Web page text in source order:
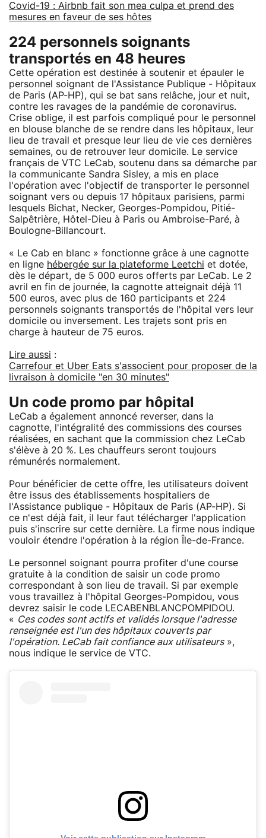
Covid-19 : Airbnb fait son mea culpa et prend des
mesures en faveur de ses hôtes
224 personnels soignants
transportés en 48 heures
Cette opération est destinée à soutenir et épauler le
personnel soignant de l'Assistance Publique - Hôpitaux
de Paris (AP-HP), qui se bat sans relâche, jour et nuit,
contre les ravages de la pandémie de coronavirus.
Crise oblige, il est parfois compliqué pour le personnel
en blouse blanche de se rendre dans les hôpitaux, leur
lieu de travail et presque leur lieu de vie ces dernières
semaines, ou de retrouver leur domicile. Le service
français de VTC LeCab, soutenu dans sa démarche par
la communicante Sandra Sisley, a mis en place
l'opération avec l'objectif de transporter le personnel
soignant vers ou depuis 17 hôpitaux parisiens, parmi
lesquels Bichat, Necker, Georges-Pompidou, Pitié-
Salpêtrière, Hôtel-Dieu à Paris ou Ambroise-Paré, à
Boulogne-Billancourt.
« Le Cab en blanc » fonctionne grâce à une cagnotte
en ligne hébergée sur la plateforme Leetchi et dotée,
dès le départ, de 5 000 euros offerts par LeCab. Le 2
avril en fin de journée, la cagnotte atteignait déjà 11
500 euros, avec plus de 160 participants et 224
personnels soignants transportés de l'hôpital vers leur
domicile ou inversement. Les trajets sont pris en
charge à hauteur de 75 euros.
Lire aussi :
Carrefour et Uber Eats s'associent pour proposer de la
livraison à domicile "en 30 minutes"
Un code promo par hôpital
LeCab a également annoncé reverser, dans la
cagnotte, l'intégralité des commissions des courses
réalisées, en sachant que la commission chez LeCab
s'élève à 20 %. Les chauffeurs seront toujours
rémunérés normalement.
Pour bénéficier de cette offre, les utilisateurs doivent
être issus des établissements hospitaliers de
l'Assistance publique - Hôpitaux de Paris (AP-HP). Si
ce n'est déjà fait, il leur faut télécharger l'application
puis s'inscrire sur cette dernière. La firme nous indique
vouloir étendre l'opération à la région Île-de-France.
Le personnel soignant pourra profiter d'une course
gratuite à la condition de saisir un code promo
correspondant à son lieu de travail. Si par exemple
vous travaillez à l'hôpital Georges-Pompidou, vous
devrez saisir le code LECABENBLANCPOMPIDOU.
« Ces codes sont actifs et validés lorsque l'adresse
renseignée est l'un des hôpitaux couverts par
l'opération. LeCab fait confiance aux utilisateurs»,
nous indique le service de VTC.